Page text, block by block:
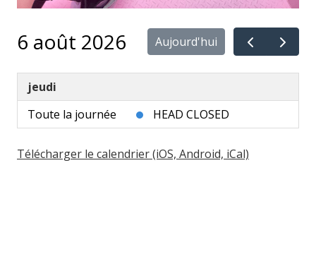
6 août 2026 Aujourd'hui
jeudi
Toute la journée
HEAD CLOSED
Télécharger le calendrier (iOS, Android, iCal)